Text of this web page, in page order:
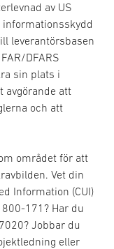
av US
informationsskydd
leverantörsbasen
DFARS
sin plats i
avgörande att
och att
området för att
Vet din
Information (CUI)
800-171? Har du
Jobbar du
eller